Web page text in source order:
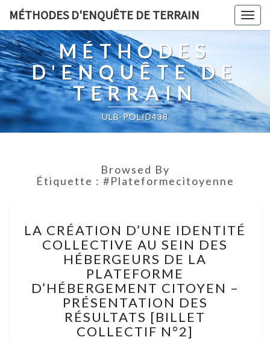
MÉTHODES D'ENQUÊTE DE TERRAIN
MÉTHODES
D'ENQUÊTE DE
TERRAIN
ULB-POLID438
Browsed By
Étiquette : #plateformecitoyenne
CRÉATION
D’UNE
IDENTITÉ
COLLECTIVE
AU
SEIN
DES
HÉBERGEURS
DE
LA CRÉATION D’UNE IDENTITÉ
COLLECTIVE AU SEIN DES
HÉBERGEURS DE LA
PLATEFORME
D’HÉBERGEMENT CITOYEN –
PRÉSENTATION DES
RÉSULTATS [BILLET
COLLECTIF N°2]